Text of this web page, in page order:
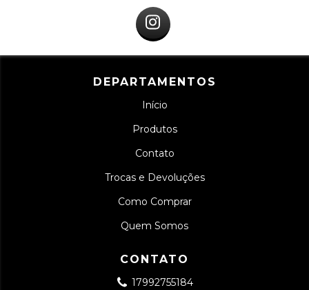
DEPARTAMENTOS
Início
Produtos
Contato
Trocas e Devoluções
Como Comprar
Quem Somos
CONTATO
17992755184